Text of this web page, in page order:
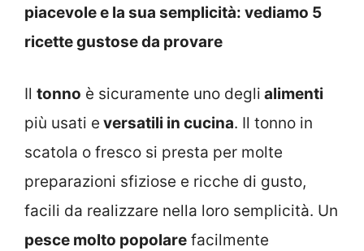
piacevole e la sua semplicità: vediamo 5
ricette gustose da provare
Il tonno è sicuramente uno degli alimenti
più usati e versatili in cucina. Il tonno in
scatola o fresco si presta per molte
preparazioni sfiziose e ricche di gusto,
facili da realizzare nella loro semplicità. Un
pesce molto popolare facilmente